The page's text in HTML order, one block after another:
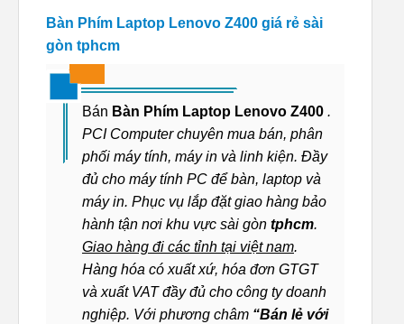
Bàn Phím Laptop Lenovo Z400 giá rẻ sài
gòn tphcm
Bán Bàn Phím Laptop Lenovo Z400 .
PCI Computer chuyên mua bán, phân
phối máy tính, máy in và linh kiện. Đầy
đủ cho máy tính PC để bàn, laptop và
máy in. Phục vụ lắp đặt giao hàng bảo
hành tận nơi khu vực sài gòn tphcm.
Giao hàng đi các tỉnh tại việt nam.
Hàng hóa có xuất xứ, hóa đơn GTGT
và xuất VAT đầy đủ cho công ty doanh
nghiệp. Với phương châm “Bán lẻ với